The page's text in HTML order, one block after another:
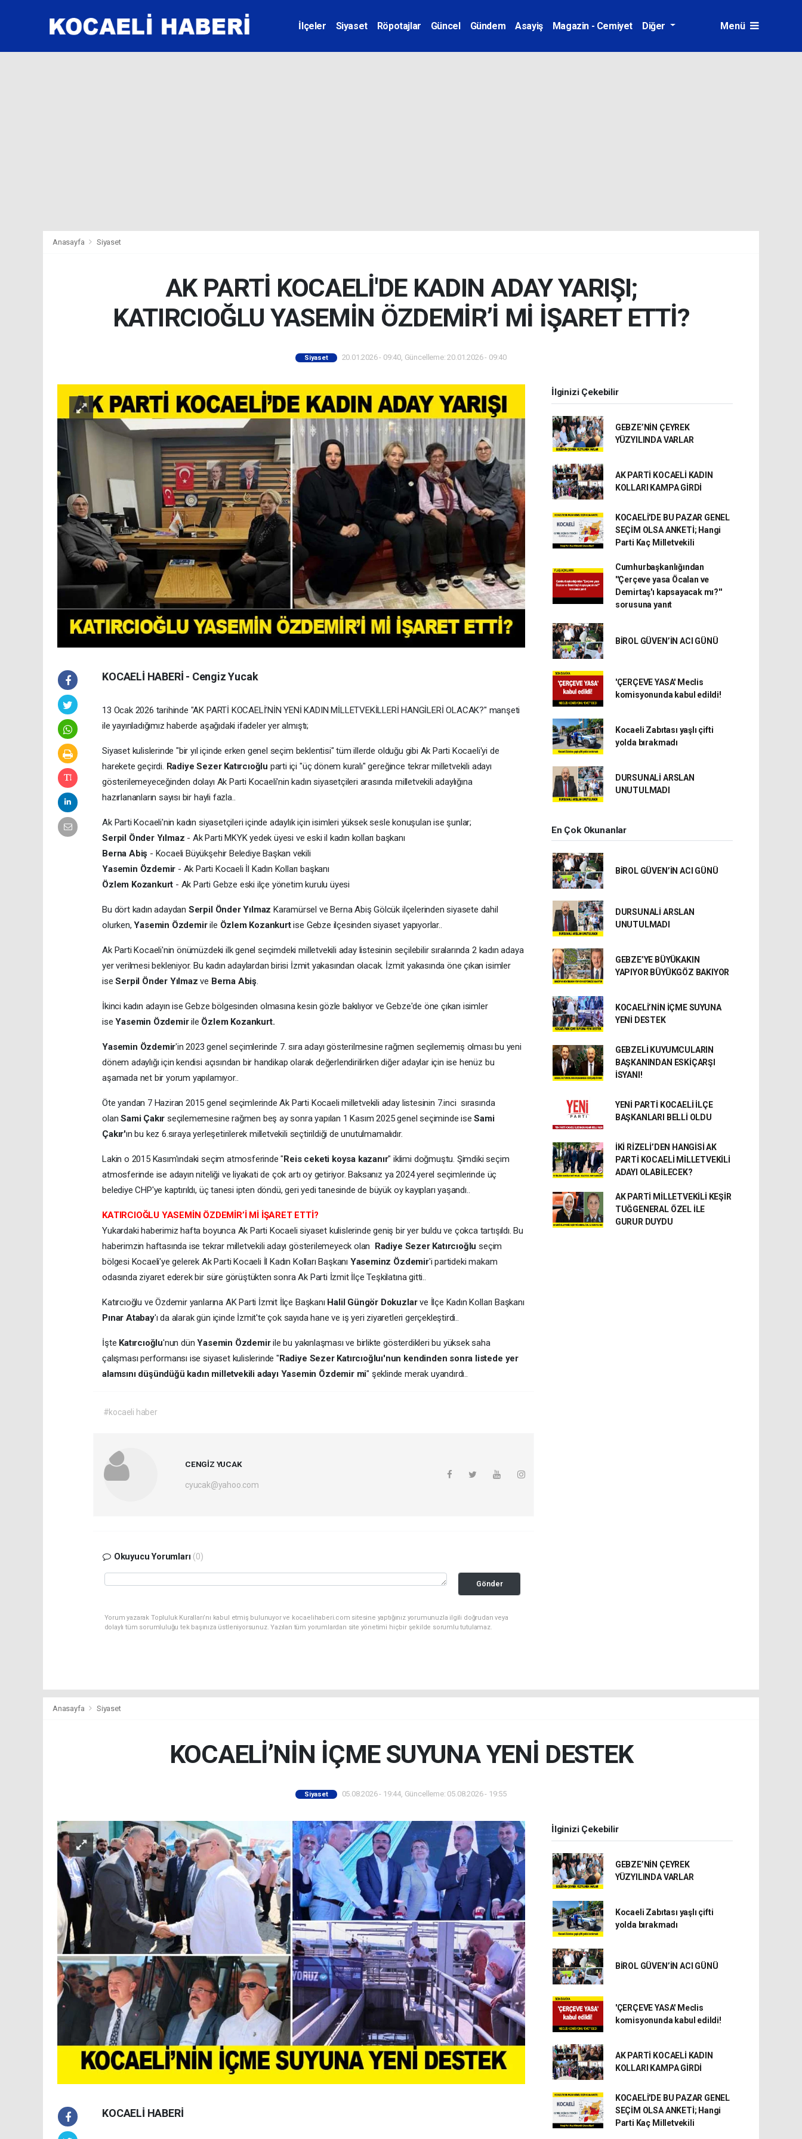
İlçeler Siyaset Röpotajlar Güncel Gündem Asayiş Magazin - Cemiyet Diğer Menü
Anasayfa Siyaset
AK PARTİ KOCAELİ'DE KADIN ADAY YARIŞI;
KATIRCIOĞLU YASEMİN ÖZDEMİR’İ Mİ İŞARET ETTİ?
Siyaset 20.01.2026 - 09:40, Güncelleme: 20.01.2026 - 09:40
KOCAELİ HABERİ - Cengiz Yucak
13 Ocak 2026 tarihinde "AK PARTİ KOCAELİ’NİN YENİ KADIN MİLLETVEKİLLERİ HANGİLERİ OLACAK?" manşeti
ile yayınladığımız haberde aşağıdaki ifadeler yer almıştı;
Siyaset kulislerinde "bir yıl içinde erken genel seçim beklentisi" tüm illerde olduğu gibi Ak Parti Kocaeli'yi de
harekete geçirdi. Radiye Sezer Katırcıoğlu parti içi "üç dönem kuralı" gereğince tekrar milletvekili adayı
gösterilemeyeceğinden dolayı Ak Parti Kocaeli'nin kadın siyasetçileri arasında milletvekili adaylığına
hazırlananların sayısı bir hayli fazla..
Ak Parti Kocaeli'nin kadın siyasetçileri içinde adaylık için isimleri yüksek sesle konuşulan ise şunlar;
Serpil Önder Yılmaz - Ak Parti MKYK yedek üyesi ve eski il kadın kolları başkanı
Berna Abiş - Kocaeli Büyükşehir Belediye Başkan vekili
Yasemin Özdemir - Ak Parti Kocaeli İl Kadın Kolları başkanı
Özlem Kozankurt - Ak Parti Gebze eski ilçe yönetim kurulu üyesi
Bu dört kadın adaydan Serpil Önder YılmazKaramürsel ve Berna Abiş Gölcük ilçelerinden siyasete dahil
olurken,Yasemin Özdemirile Özlem Kozankurtise Gebze ilçesinden siyaset yapıyorlar..
Ak Parti Kocaeli'nin önümüzdeki ilk genel seçimdeki milletvekili aday listesinin seçilebilir sıralarında 2 kadın adaya
yer verilmesi bekleniyor. Bu kadın adaylardan birisi İzmit yakasından olacak. İzmit yakasında öne çıkan isimler
ise Serpil Önder Yılmazve Berna Abiş.
İkinci kadın adayın ise Gebze bölgesinden olmasına kesin gözle bakılıyor ve Gebze'de öne çıkan isimler
iseYasemin Özdemirile Özlem Kozankurt.
Yasemin Özdemir'in 2023 genel seçimlerinde 7. sıra adayı gösterilmesine rağmen seçilememiş olması bu yeni
dönem adaylığı için kendisi açısından bir handikap olarak değerlendirilirken diğer adaylar için ise henüz bu
aşamada net bir yorum yapılamıyor..
Öte yandan 7 Haziran 2015 genel seçimlerinde Ak Parti Kocaeli milletvekili aday listesinin 7.inci sırasında
olanSami Çakır seçilememesine rağmen beş ay sonra yapılan 1 Kasım 2025 genel seçiminde ise Sami
Çakır'ın bu kez 6.sıraya yerleşetirilerek milletvekili seçtirildiği de unutulmamalıdır.
Lakin o 2015 Kasım'ındaki seçim atmosferinde "Reis ceketi koysa kazanır" iklimi doğmuştu. Şimdiki seçim
atmosferinde ise adayın niteliği ve liyakati de çok artı oy getiriyor. Baksanız ya 2024 yerel seçimlerinde üç
belediye CHP'ye kaptırıldı, üç tanesi ipten döndü, geri yedi tanesinde de büyük oy kayıpları yaşandı..
KATIRCIOĞLU YASEMİN ÖZDEMİR’İ Mİ İŞARET ETTİ?
Yukardaki haberimiz hafta boyunca Ak Parti Kocaeli siyaset kulislerinde geniş bir yer buldu ve çokca tartışıldı. Bu
haberimzin haftasında ise tekrar milletvekili adayı gösterilemeyeck olan Radiye Sezer Katırcıoğlu seçim
bölgesi Kocaeli'ye gelerek Ak Parti Kocaeli İl Kadın Kolları Başkanı Yaseminz Özdemir'i partideki makam
odasında ziyaret ederek bir süre görüştükten sonra Ak Parti İzmit İlçe Teşkilatına gitti..
Katırcıoğlu ve Özdemir yanlarına AK Parti İzmit İlçe Başkanı Halil Güngör Dokuzlarve İlçe Kadın Kolları Başkanı
Pınar Atabay'ı da alarak gün içinde İzmit'te çok sayıda hane ve iş yeri ziyaretleri gerçekleştirdi..
İşte Katırcıoğlu'nun dünYasemin Özdemirile bu yakınlaşması ve birlikte gösterdikleri bu yüksek saha
çalışması performansı ise siyaset kulislerinde "Radiye Sezer Katırcıoğluı'nun kendinden sonra listede yer
alamsını düşündüğü kadın milletvekili adayı Yasemin Özdemir mi" şeklinde merak uyandırdı..
#kocaeli haber
CENGİZ YUCAK
cyucak@yahoo.com
Okuyucu Yorumları (0)
Gönder
Yorum yazarak Topluluk Kuralları’nı kabul etmiş bulunuyor ve kocaelihaberi.com sitesine yaptığınız yorumunuzla ilgili doğrudan veya
dolaylı tüm sorumluluğu tek başınıza üstleniyorsunuz. Yazılan tüm yorumlardan site yönetimi hiçbir şekilde sorumlu tutulamaz.
İlginizi Çekebilir
GEBZE’NİN ÇEYREK
YÜZYILINDA VARLAR
AK PARTİ KOCAELİ KADIN
KOLLARI KAMPA GİRDİ
KOCAELİ'DE BU PAZAR GENEL
SEÇİM OLSA ANKETİ; Hangi
Parti Kaç Milletvekili
Cumhurbaşkanlığından
''Çerçeve yasa Öcalan ve
Demirtaş'ı kapsayacak mı?''
sorusuna yanıt
BİROL GÜVEN’İN ACI GÜNÜ
'ÇERÇEVE YASA' Meclis
komisyonunda kabul edildi!
Kocaeli Zabıtası yaşlı çifti
yolda bırakmadı
DURSUNALİ ARSLAN
UNUTULMADI
En Çok Okunanlar
BİROL GÜVEN’İN ACI GÜNÜ
DURSUNALİ ARSLAN
UNUTULMADI
GEBZE’YE BÜYÜKAKIN
YAPIYOR BÜYÜKGÖZ BAKIYOR
KOCAELİ’NİN İÇME SUYUNA
YENİ DESTEK
GEBZELİ KUYUMCULARIN
BAŞKANINDAN ESKİÇARŞI
İSYANI!
YENİ PARTİ KOCAELİ İLÇE
BAŞKANLARI BELLİ OLDU
İKİ RİZELİ’DEN HANGİSİ AK
PARTİ KOCAELİ MİLLETVEKİLİ
ADAYI OLABİLECEK?
AK PARTİ MİLLETVEKİLİ KEŞİR
TUĞGENERAL ÖZEL İLE
GURUR DUYDU
Anasayfa Siyaset
KOCAELİ’NİN İÇME SUYUNA YENİ DESTEK
Siyaset 05.08.2026 - 19:44, Güncelleme: 05.08.2026 - 19:55
KOCAELİ HABERİ
İlginizi Çekebilir
GEBZE’NİN ÇEYREK
YÜZYILINDA VARLAR
Kocaeli Zabıtası yaşlı çifti
yolda bırakmadı
BİROL GÜVEN’İN ACI GÜNÜ
'ÇERÇEVE YASA' Meclis
komisyonunda kabul edildi!
AK PARTİ KOCAELİ KADIN
KOLLARI KAMPA GİRDİ
KOCAELİ'DE BU PAZAR GENEL
SEÇİM OLSA ANKETİ; Hangi
Parti Kaç Milletvekili